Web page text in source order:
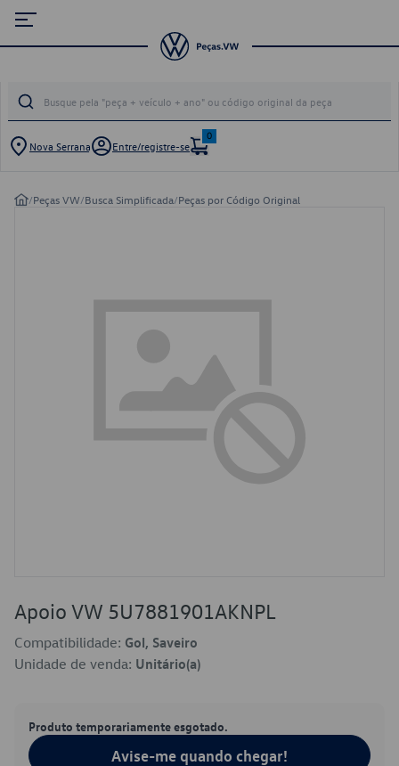
Nova Serrana Entre/registre-se
0
/Peças VW/Busca Simplificada/Peças por Código Original
Apoio VW 5U7881901AKNPL
Compatibilidade: Gol, Saveiro
Unidade de venda: Unitário(a)
Produto temporariamente esgotado.
Avise-me quando chegar!